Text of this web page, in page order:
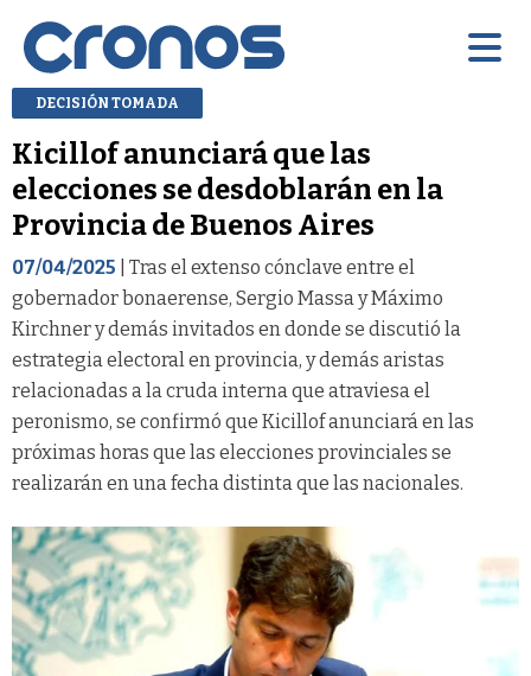
DECISIÓN TOMADA
Kicillof anunciará que las
elecciones se desdoblarán en la
Provincia de Buenos Aires
07/04/2025 | Tras el extenso cónclave entre el
gobernador bonaerense, Sergio Massa y Máximo
Kirchner y demás invitados en donde se discutió la
estrategia electoral en provincia, y demás aristas
relacionadas a la cruda interna que atraviesa el
peronismo, se confirmó que Kicillof anunciará en las
próximas horas que las elecciones provinciales se
realizarán en una fecha distinta que las nacionales.